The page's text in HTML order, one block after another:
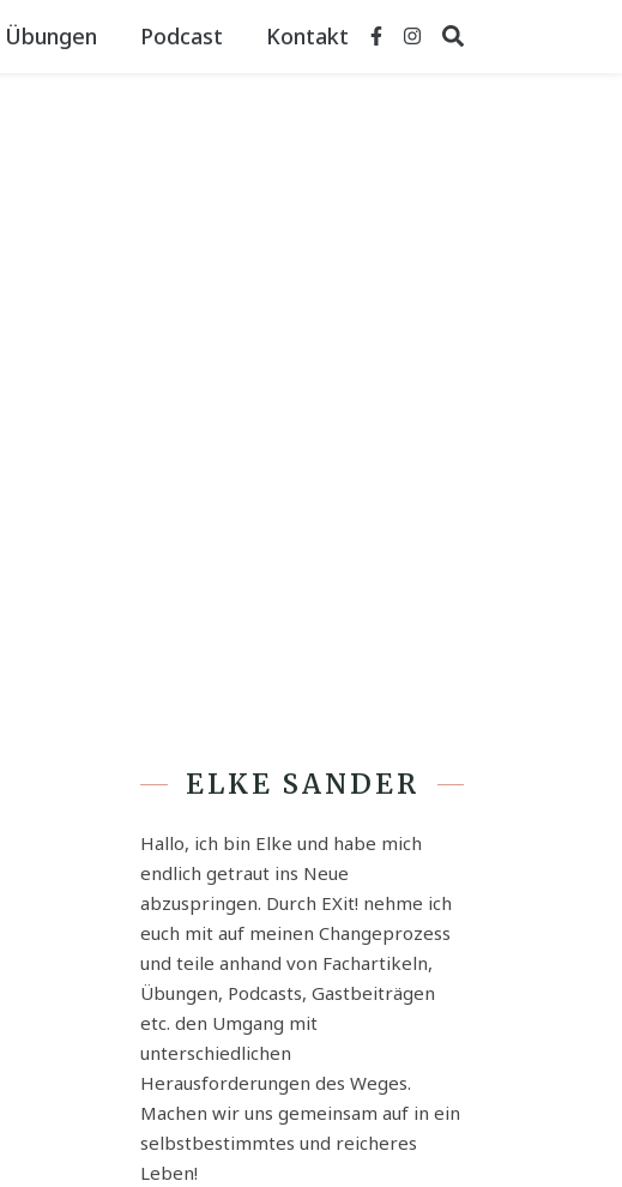
Übungen Podcast Kontakt
ELKE SANDER
Hallo, ich bin Elke und habe mich
endlich getraut ins Neue
abzuspringen. Durch EXit! nehme ich
euch mit auf meinen Changeprozess
und teile anhand von Fachartikeln,
Übungen, Podcasts, Gastbeiträgen
etc. den Umgang mit
unterschiedlichen
Herausforderungen des Weges.
Machen wir uns gemeinsam auf in ein
selbstbestimmtes und reicheres
Leben!